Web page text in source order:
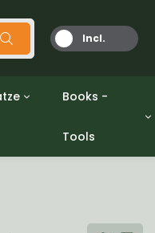
Incl.
MwSt.
Books -
Tools
Werkzeuge